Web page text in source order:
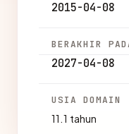
2015-04-08
BERAKHIR
2027-04-08
USIA DOMAIN
11.1 tahun